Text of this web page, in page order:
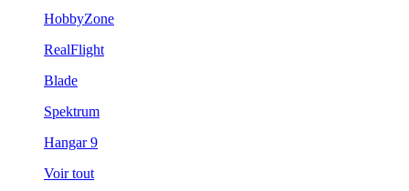
HobbyZone
RealFlight
Blade
Spektrum
Hangar 9
Voir tout